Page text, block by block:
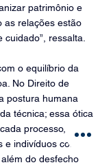
patrimônio e
as relações estão
ressalta.
o equilíbrio da
No Direito de
postura humana
técnica; essa ótica
processo,
e indivíduos com
do desfecho